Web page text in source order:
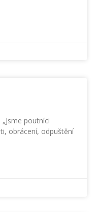
poutníci
obrácení, odpuštění